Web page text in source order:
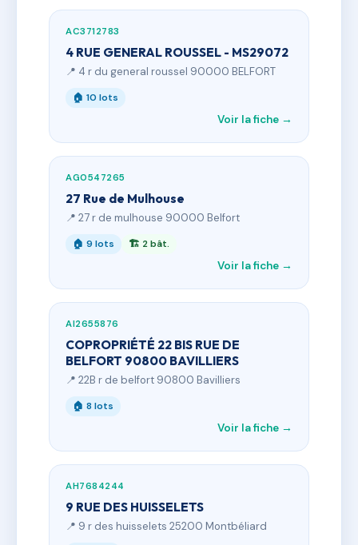
AC3712783
4 RUE GENERAL ROUSSEL - MS29072
📍 4 r du general roussel 90000 BELFORT
🏠 10 lots
Voir la fiche →
AG0547265
27 Rue de Mulhouse
📍 27 r de mulhouse 90000 Belfort
🏠 9 lots 🏗 2 bât.
Voir la fiche →
AI2655876
COPROPRIÉTÉ 22 BIS RUE DE
BELFORT 90800 BAVILLIERS
📍 22B r de belfort 90800 Bavilliers
🏠 8 lots
Voir la fiche →
AH7684244
9 RUE DES HUISSELETS
📍 9 r des huisselets 25200 Montbéliard